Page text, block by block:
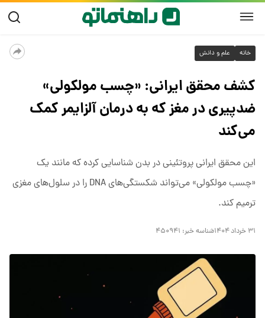
خانه علم و دانش
کشف محقق ایرانی: «چسب مولکولی»
ضدپیری در مغز که به درمان آلزایمر کمک
می‌کند
این محقق ایرانی پروتئینی در بدن شناسایی کرده که مانند یک
«چسب مولکولی» می‌تواند شکستگی‌های DNA را در سلول‌های مغزی
ترمیم کند.
۳۱ خرداد ۱۴۰۴ شناسه خبر: ۴۵۰۹۴۱